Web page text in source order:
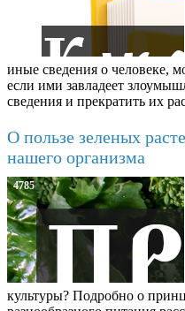
иные сведения о человеке,
если ими завладеет
сведения и прекратить их
О пользе зеленых
нашего организма
4785
культуры? Подробно о